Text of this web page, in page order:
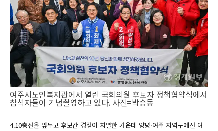
여주시노인복지관에서 열린 국회의원 후보자 정책협약식에서
참석자들이 기념촬영하고 있다. 사진=박승동
4.10총선을 앞두고 후보간 경쟁이 치열한 가운데 양평·여주 지역구에선 여